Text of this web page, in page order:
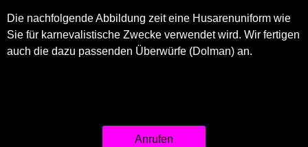
Die nachfolgende Abbildung zeit eine Husarenuniform wie
Sie für karnevalistische Zwecke verwendet wird. Wir fertigen
auch die dazu passenden Überwürfe (Dolman) an.
Anrufen